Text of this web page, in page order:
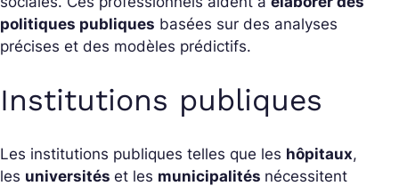
politiques publiques basées sur des analyses
précises et des modèles prédictifs.
Institutions publiques
Les institutions publiques telles que les hôpitaux,
les universités et les municipalités nécessitent